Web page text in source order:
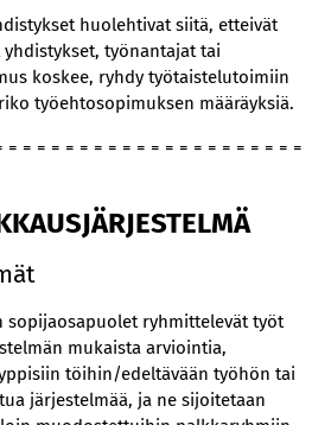
huolehtivat siitä, etteivät
työnantajat tai
koskee, ryhdy työtaistelutoimiin
työehtosopimuksen määräyksiä.
= = = = = = = = = = = = = = = = = = = = =
sopijaosapuolet ryhmittelevät työt
mukaista arviointia,
töihin/edeltävään työhön tai
järjestelmää, ja ne sijoitetaan